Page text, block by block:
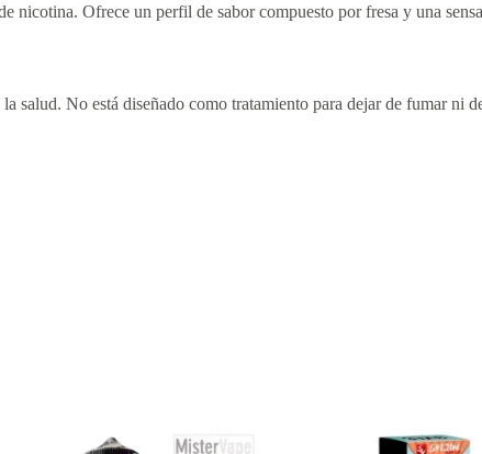
nicotina. Ofrece un perfil de sabor compuesto por fresa y una
No está diseñado como tratamiento para dejar de fumar ni